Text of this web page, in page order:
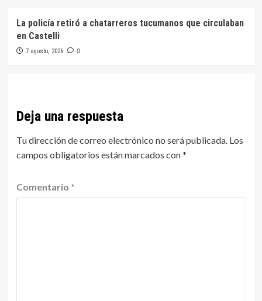
La policía retiró a chatarreros tucumanos que circulaban
en Castelli
7 agosto, 2026 0
Deja una respuesta
Tu dirección de correo electrónico no será publicada. Los
campos obligatorios están marcados con*
Comentario *